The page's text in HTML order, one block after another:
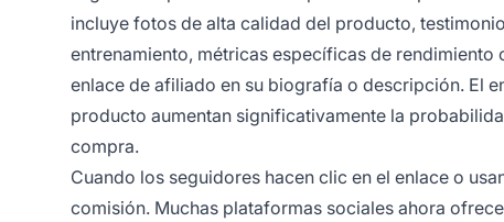
incluye fotos de alta calidad del producto,
entrenamiento, métricas específicas de
enlace de afiliado en su biografía o descripción. El
producto aumentan significativamente la
compra.
Cuando los seguidores hacen clic en el enlace o
comisión. Muchas plataformas sociales ahora